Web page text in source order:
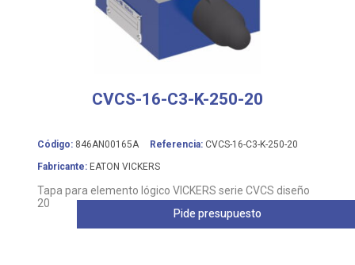
CVCS-16-C3-K-250-20
Código: 846AN00165A Referencia: CVCS-16-C3-K-250-20
Fabricante: EATON VICKERS
Tapa para elemento lógico VICKERS serie CVCS diseño
20
Pide presupuesto